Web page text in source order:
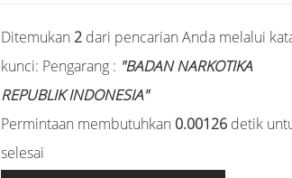
Ditemukan 2 dari pencarian Anda melalui
kunci: Pengarang : "BADAN NARKOTIKA
REPUBLIK INDONESIA"
Permintaan membutuhkan 0.00126 detik
selesai